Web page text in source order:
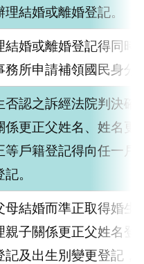
理結婚或離婚登記。
結婚或離婚登記得同時
務所申請補領國民身分
否認之訴經法院判決確
係更正父姓名、姓名更
等戶籍登記得向任一戶
。
母結婚而準正取得婚生
親子關係更正父姓名登
記及出生別變更登記，